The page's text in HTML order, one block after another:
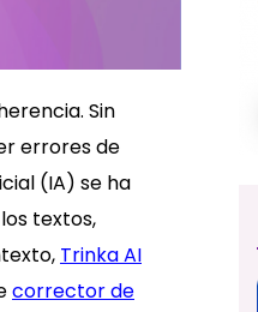
Sin
errores de
(IA) se ha
textos,
Trinka AI
corrector de